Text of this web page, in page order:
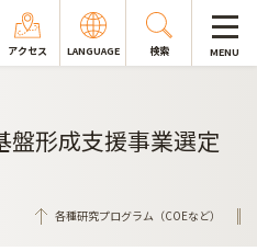
アクセス LANGUAGE 検索 MENU
盤形成支援事業選定
各種研究プログラム（COEなど）